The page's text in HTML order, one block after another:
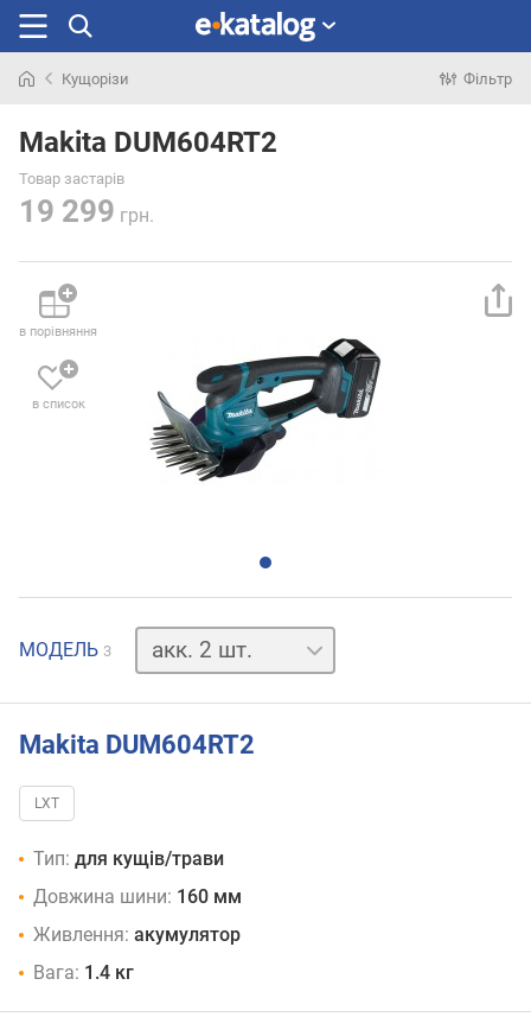
раніше
Кущорізи Фільтр
Makita DUM604RT2
Товар застарів
19 299 грн.
в порівняння
в список
МОДЕЛЬ 3
акк.
відсутній
Makita DUM604RT2
LXT
Тип: для кущів/трави
Довжина шини: 160 мм
Живлення: акумулятор
Вага: 1.4 кг